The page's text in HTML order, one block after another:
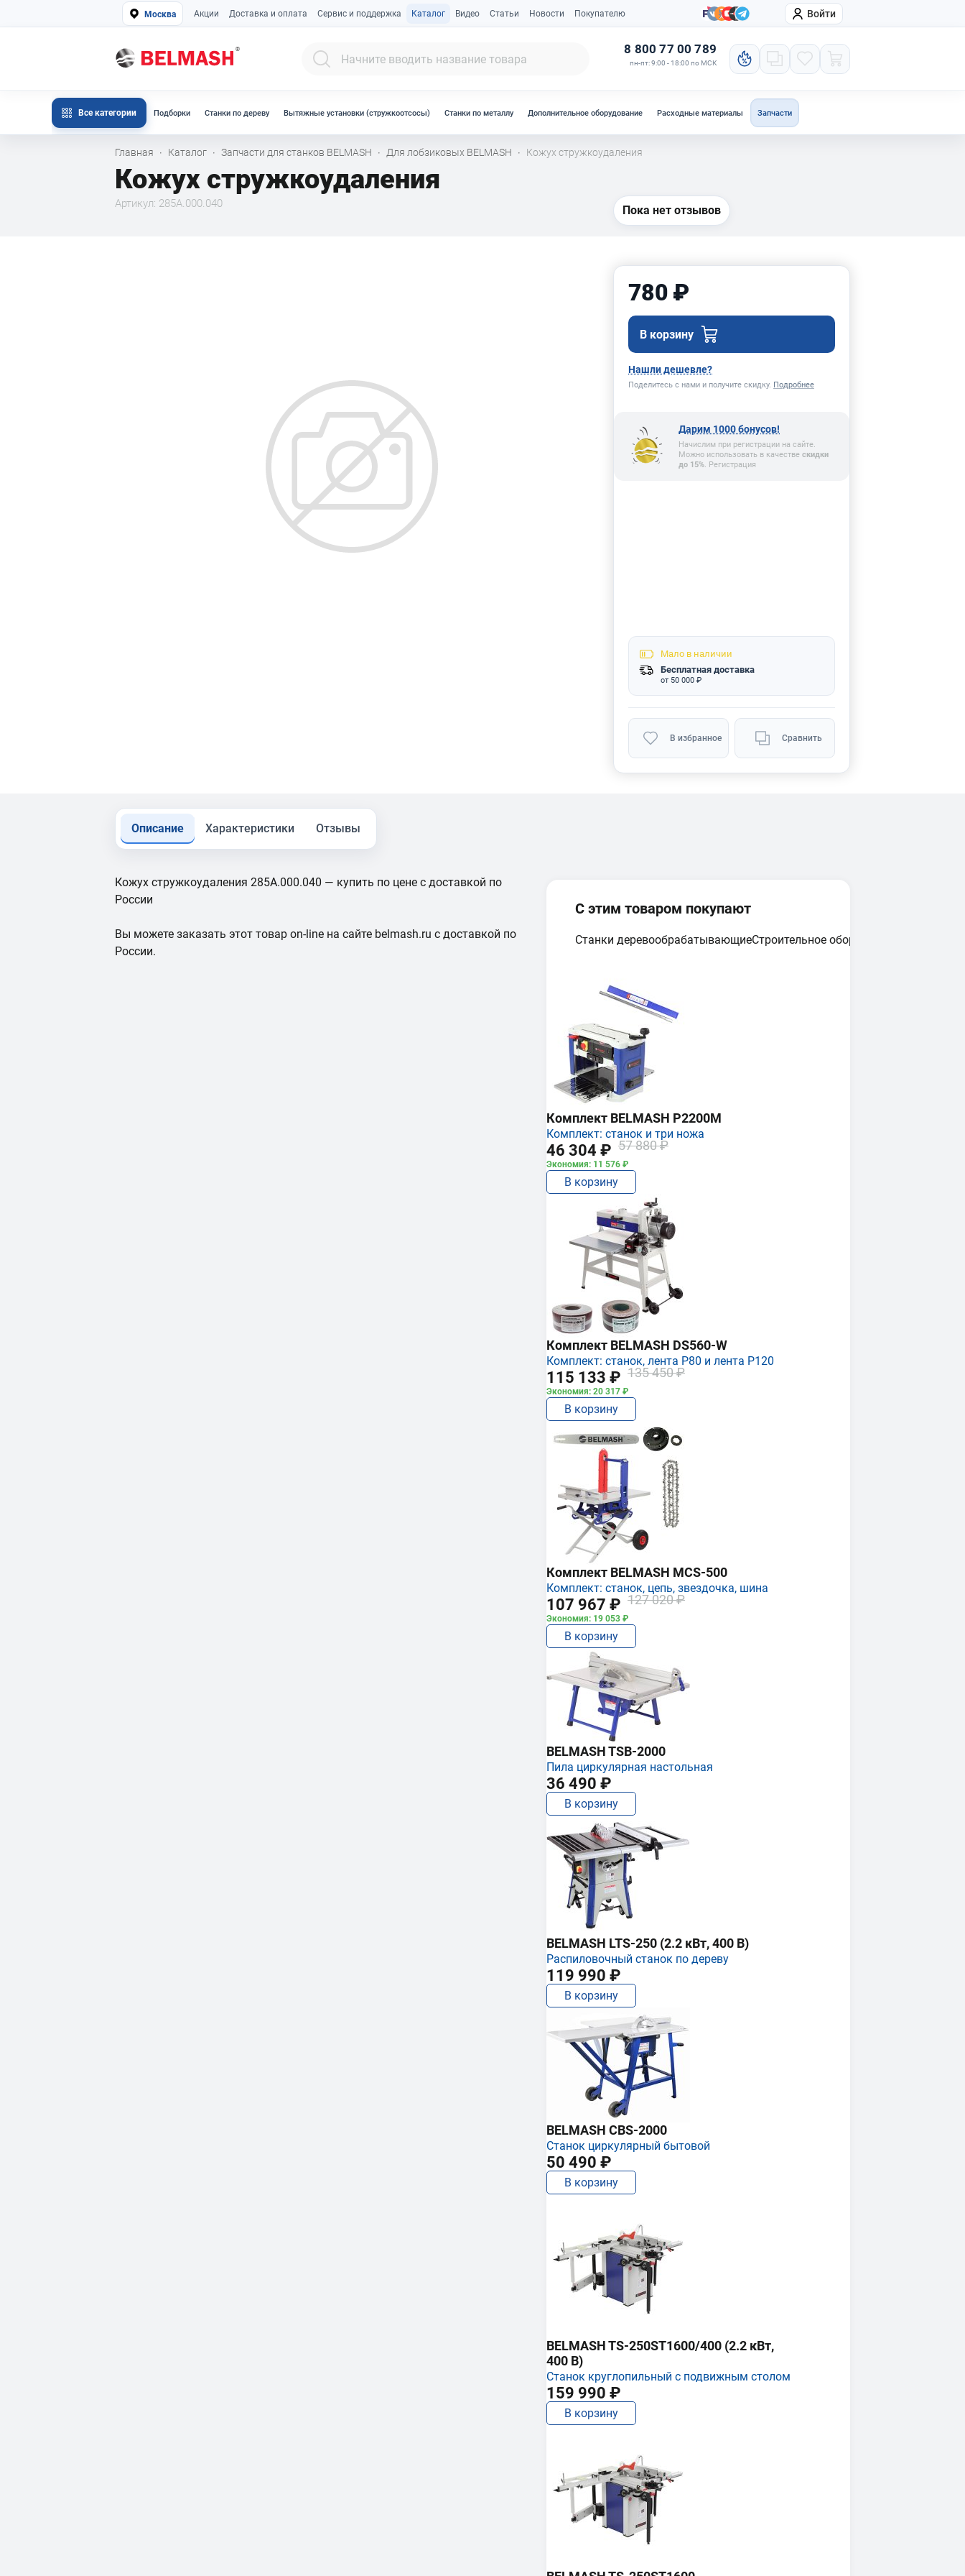
Москва Акции Доставка и оплата Сервис и поддержка Каталог Видео Статьи Новости Покупателю Компания Войти
8 800 77 00 789
пн-пт: 9:00 - 18:00 по МСК
Все категории Подборки Станки по дереву Вытяжные установки (стружкоотсосы) Станки по металлу Дополнительное оборудование Расходные материалы Запчасти
Главная · Каталог · Запчасти для станков BELMASH · Для лобзиковых BELMASH · Кожух стружкоудаления
Кожух стружкоудаления
Артикул: 285A.000.040 Пока нет отзывов
780 ₽
В корзину
Нашли дешевле?
Поделитесь с нами и получите скидку. Подробнее
Дарим 1000 бонусов!
Начислим при регистрации на сайте.
Можно использовать в качестве скидки
до 15%. Регистрация
Мало в наличии
Бесплатная доставка
от 50 000 ₽
В избранное Сравнить
Описание Характеристики Отзывы
Кожух стружкоудаления 285A.000.040 — купить по цене с доставкой по
России
Вы можете заказать этот товар on-line на сайте belmash.ru с доставкой по
России.
С этим товаром покупают
Станки деревообрабатывающиеСтроительное оборудование
Комплект BELMASH P2200M
Комплект: станок и три ножа
46 304 ₽ 57 880 ₽
Экономия: 11 576 ₽
В корзину
Комплект BELMASH DS560-W
Комплект: станок, лента P80 и лента P120
115 133 ₽ 135 450 ₽
Экономия: 20 317 ₽
В корзину
Комплект BELMASH MCS-500
Комплект: станок, цепь, звездочка, шина
107 967 ₽ 127 020 ₽
Экономия: 19 053 ₽
В корзину
BELMASH TSB-2000
Пила циркулярная настольная
36 490 ₽
В корзину
BELMASH LTS-250 (2.2 кВт, 400 В)
Распиловочный станок по дереву
119 990 ₽
В корзину
BELMASH CBS-2000
Станок циркулярный бытовой
50 490 ₽
В корзину
BELMASH TS-250ST1600/400 (2.2 кВт,
400 В)
Станок круглопильный с подвижным столом
159 990 ₽
В корзину